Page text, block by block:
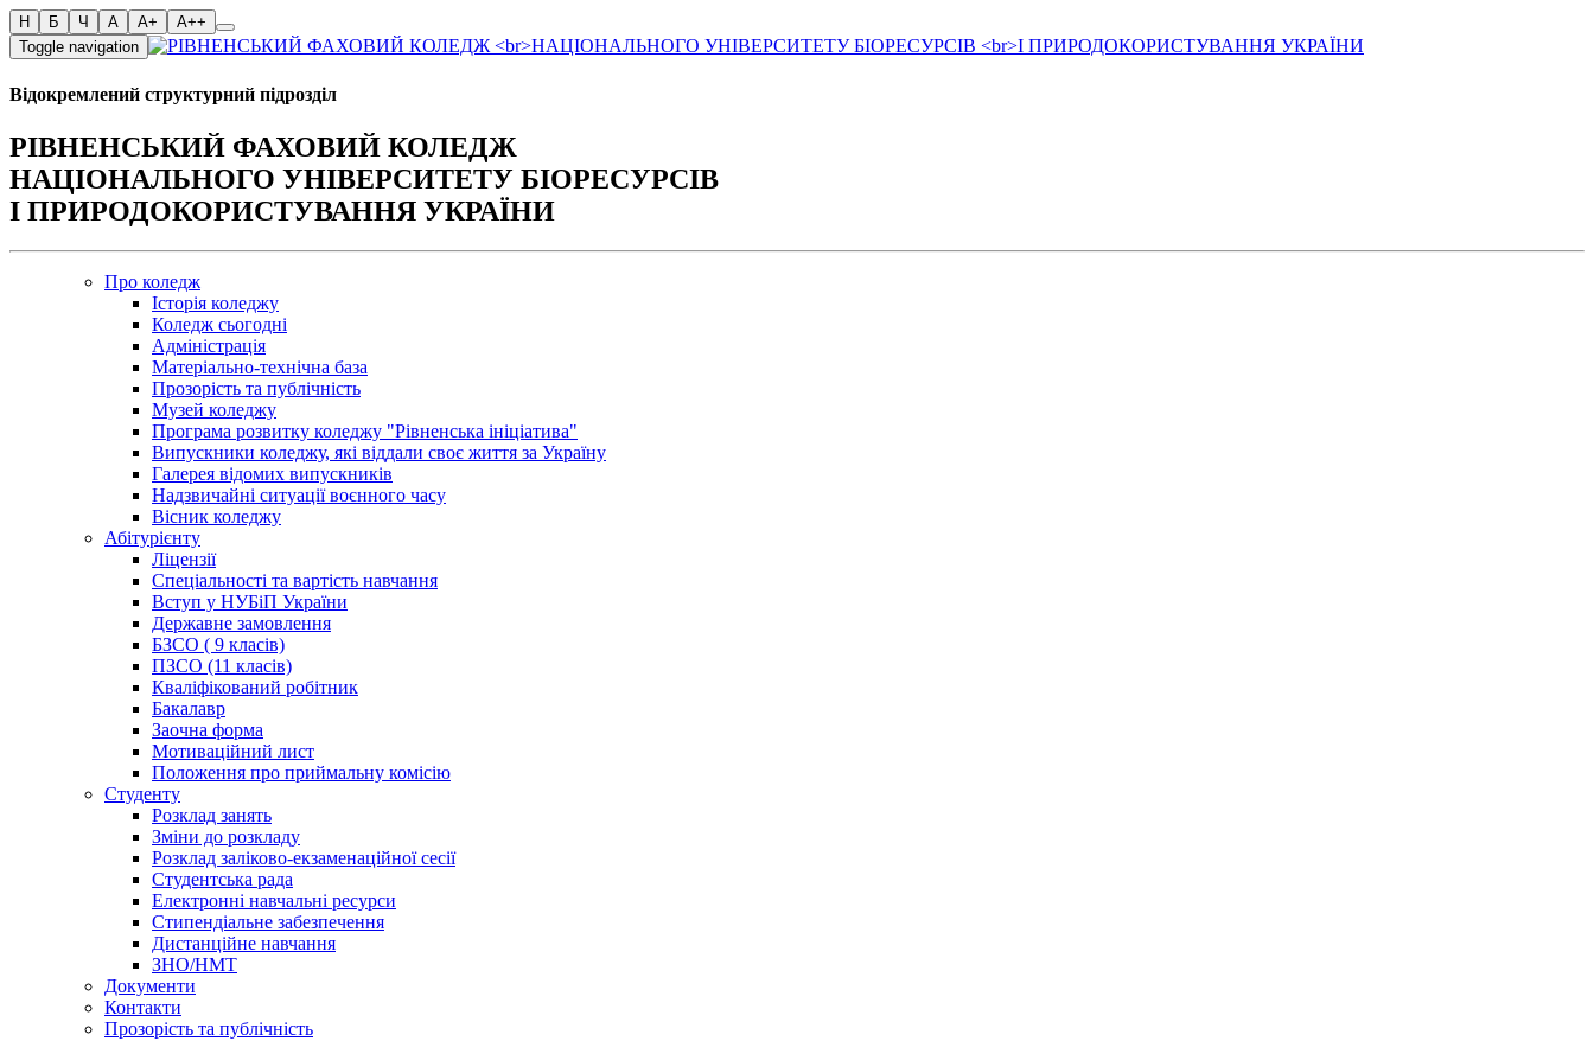
Toggle navigation
Відокремлений структурний підрозділ
РІВНЕНСЬКИЙ ФАХОВИЙ КОЛЕДЖ
НАЦІОНАЛЬНОГО УНІВЕРСИТЕТУ БІОРЕСУРСІВ
І ПРИРОДОКОРИСТУВАННЯ УКРАЇНИ
Про коледж
Історія коледжу
Коледж сьогодні
Адміністрація
Матеріально-технічна база
Прозорість та публічність
Музей коледжу
Програма розвитку коледжу "Рівненська ініціатива"
Випускники коледжу, які віддали своє життя за Україну
Галерея відомих випускників
Надзвичайні ситуації воєнного часу
Вісник коледжу
Абітурієнту
Ліцензії
Спеціальності та вартість навчання
Вступ у НУБіП України
Державне замовлення
БЗСО ( 9 класів)
ПЗСО (11 класів)
Кваліфікований робітник
Бакалавр
Заочна форма
Мотиваційний лист
Положення про приймальну комісію
Студенту
Розклад занять
Зміни до розкладу
Розклад заліково-екзаменаційної сесії
Студентська рада
Електронні навчальні ресурси
Стипендіальне забезпечення
Дистанційне навчання
ЗНО/НМТ
Документи
Контакти
Прозорість та публічність